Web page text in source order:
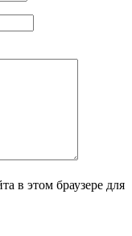
в этом браузере для